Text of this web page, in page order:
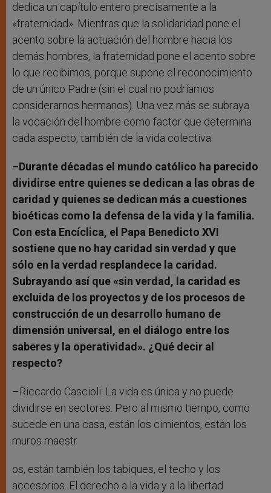
dedica un capítulo entero precisamente a la
«fraternidad». Mientras que la solidaridad pone el
acento sobre la actuación del hombre hacia los
demás hombres, la fraternidad pone el acento sobre
lo que recibimos, porque supone el reconocimiento
de un único Padre (sin el cual no podríamos
considerarnos hermanos). Una vez más se subraya
la vocación del hombre como factor que determina
cada aspecto, también de la vida colectiva.
–Durante décadas el mundo católico ha parecido
dividirse entre quienes se dedican a las obras de
caridad y quienes se dedican más a cuestiones
bioéticas como la defensa de la vida y la familia.
Con esta Encíclica, el Papa Benedicto XVI
sostiene que no hay caridad sin verdad y que
sólo en la verdad resplandece la caridad.
Subrayando así que «sin verdad, la caridad es
excluida de los proyectos y de los procesos de
construcción de un desarrollo humano de
dimensión universal, en el diálogo entre los
saberes y la operatividad». ¿Qué decir al
respecto?
–Riccardo Cascioli: La vida es única y no puede
dividirse en sectores. Pero al mismo tiempo, como
sucede en una casa, están los cimientos, están los
muros maestr
os, están también los tabiques, el techo y los
accesorios. El derecho a la vida y a la libertad